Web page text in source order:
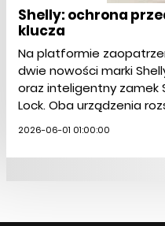
Shelly: ochrona
klucza
Na platformie
dwie nowości marki
oraz inteligentny zamek
Lock. Oba urządzenia
2026-06-01 01:00:00